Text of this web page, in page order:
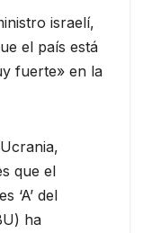
israelí,
el país está
fuerte» en la
que el
‘A’ del
ha